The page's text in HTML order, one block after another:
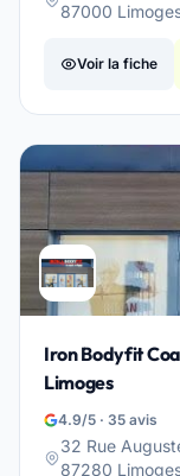
87000
Voir la fiche
Iron Bodyfit
Limoges
4.9/5 · 35 avis
32 Rue
87280